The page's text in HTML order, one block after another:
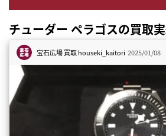
チューダー ペラゴスの買取
宝石広場 買取houseki_kaitori 2025/01/08